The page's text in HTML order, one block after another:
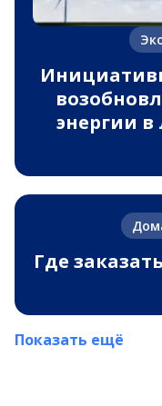
энергии в
Где
Показать ещё